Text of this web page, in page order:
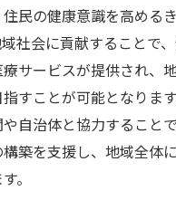
が担うべき役割
支える薬局の新しい形
が示す課題と解決策
かかりつけ薬局の未来神
の取り組みから見る展望
薬局運営の方向性
変革を促すイノベーション
民の健康意識を高める
社会に貢献することで
サービスが提供され、
すことが可能となりま
自治体と協力すること
築を支援し、地域全体
。